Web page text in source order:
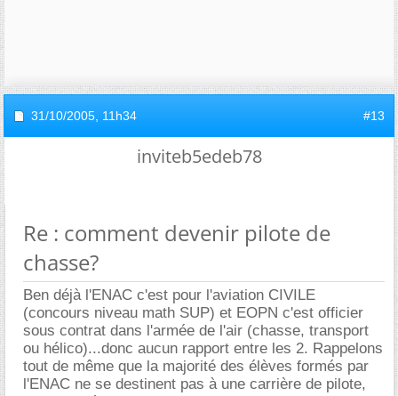
31/10/2005, 11h34 #13
inviteb5edeb78
Re : comment devenir pilote de
chasse?
Ben déjà l'ENAC c'est pour l'aviation CIVILE
(concours niveau math SUP) et EOPN c'est officier
sous contrat dans l'armée de l'air (chasse, transport
ou hélico)...donc aucun rapport entre les 2. Rappelons
tout de même que la majorité des élèves formés par
l'ENAC ne se destinent pas à une carrière de pilote,